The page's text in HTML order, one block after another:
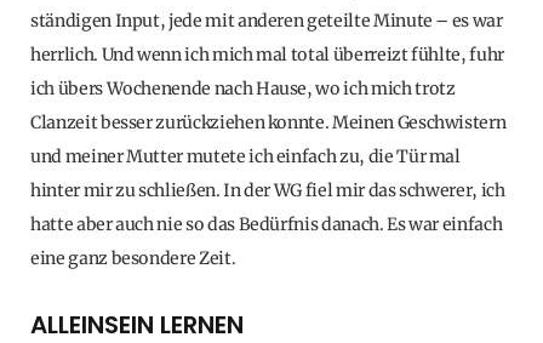
ständigen Input, jede mit anderen geteilte Minute – es war
herrlich. Und wenn ich mich mal total überreizt fühlte, fuhr
ich übers Wochenende nach Hause, wo ich mich trotz
Clanzeit besser zurückziehen konnte. Meinen Geschwistern
und meiner Mutter mutete ich einfach zu, die Tür mal
hinter mir zu schließen. In der WG fiel mir das schwerer, ich
hatte aber auch nie so das Bedürfnis danach. Es war einfach
eine ganz besondere Zeit.
ALLEINSEIN LERNEN